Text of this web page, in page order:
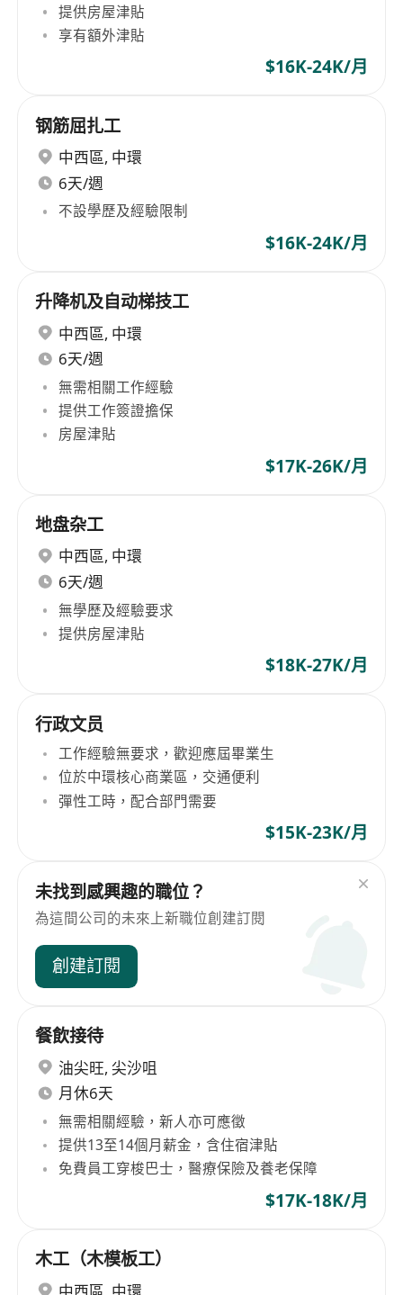
提供房屋津貼
享有額外津貼
$16K-24K/月
钢筋屈扎工
中西區, 中環
6天/週
不設學歷及經驗限制
$16K-24K/月
升降机及自动梯技工
中西區, 中環
6天/週
無需相關工作經驗
提供工作簽證擔保
房屋津貼
$17K-26K/月
地盘杂工
中西區, 中環
6天/週
無學歷及經驗要求
提供房屋津貼
$18K-27K/月
行政文员
工作經驗無要求，歡迎應屆畢業生
位於中環核心商業區，交通便利
彈性工時，配合部門需要
$15K-23K/月
未找到感興趣的職位？
為這間公司的未來上新職位創建訂閱
創建訂閱
餐飲接待
油尖旺, 尖沙咀
月休6天
無需相關經驗，新人亦可應徵
提供13至14個月薪金，含住宿津貼
免費員工穿梭巴士，醫療保險及養老保障
$17K-18K/月
木工（木模板工）
中西區 中環